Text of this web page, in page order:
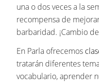
una o dos veces a la
recompensa de
barbaridad. ¡Cambio
En Parla ofrecemos
tratarán diferentes
vocabulario, aprender